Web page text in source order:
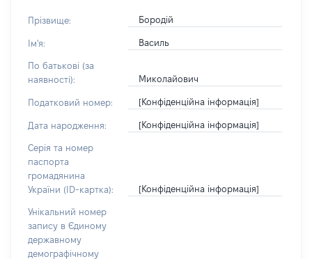
Прізвище: Бородій
Ім'я: Василь
По батькові (за
наявності):
Миколайович
Податковий номер: [Конфіденційна інформація]
Дата народження: [Конфіденційна інформація]
Серія та номер
паспорта
громадянина
України (ID-картка):
[Конфіденційна інформація]
Унікальний номер
запису в Єдиному
державному
демографічному